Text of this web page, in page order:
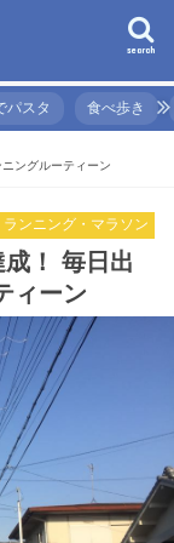
search
パスタ 食べ歩き
ングルーティーン
ランニング・マラソン
！ 毎日出
ィーン